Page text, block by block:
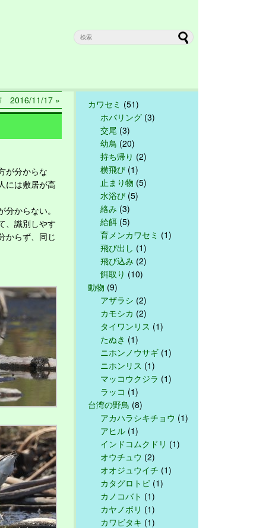
2016/11/17 »
が分からな
には敷居が高
からない。
、識別しやす
からず、同じ
カワセミ (51)
ホバリング (3)
交尾 (3)
幼鳥 (20)
持ち帰り (2)
横飛び (1)
止まり物 (5)
水浴び (5)
絡み (3)
給餌 (5)
育メンカワセミ (1)
飛び出し (1)
飛び込み (2)
餌取り (10)
動物 (9)
アザラシ (2)
カモシカ (2)
タイワンリス (1)
たぬき (1)
ニホンノウサギ (1)
ニホンリス (1)
マッコウクジラ (1)
ラッコ (1)
台湾の野鳥 (8)
アカハラシキチョウ (1)
アヒル (1)
インドコムクドリ (1)
オウチュウ (2)
オオジュウイチ (1)
カタグロトビ (1)
カノコバト (1)
カヤノボリ (1)
カワビタキ (1)